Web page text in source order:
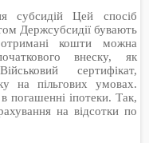
субсидій Цей спосіб
Держсубсидії бувають
отримані кошти можна
внеску, як
сертифікат,
на пільгових умовах.
погашенні іпотеки. Так,
на відсотки по